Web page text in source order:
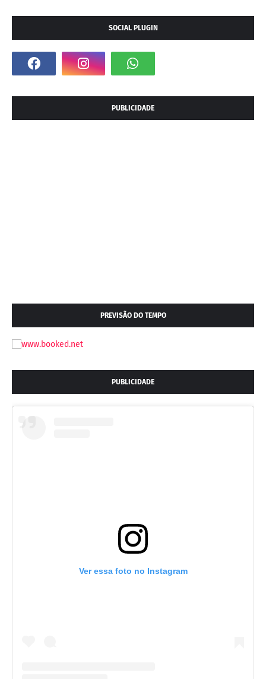
SOCIAL PLUGIN
PUBLICIDADE
PREVISÃO DO TEMPO
PUBLICIDADE
Ver essa foto no Instagram